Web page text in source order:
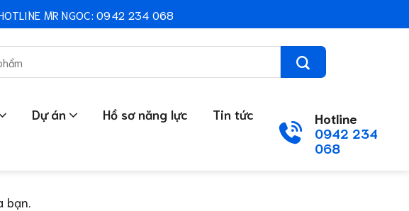
MR NGOC: 0942 234 068
Dự án Hồ sơ năng lực Tin tức
Hotline
0942 234
068
bạn.